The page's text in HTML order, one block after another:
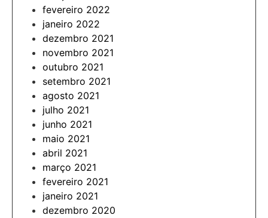
fevereiro 2022
janeiro 2022
dezembro 2021
novembro 2021
outubro 2021
setembro 2021
agosto 2021
julho 2021
junho 2021
maio 2021
abril 2021
março 2021
fevereiro 2021
janeiro 2021
dezembro 2020